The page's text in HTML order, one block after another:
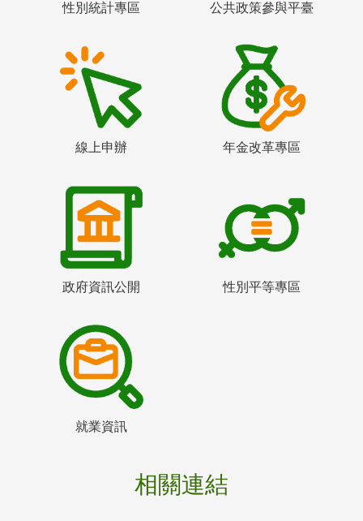
性別統計專區 公共政策參與平臺
線上申辦 年金改革專區
政府資訊公開 性別平等專區
就業資訊
相關連結